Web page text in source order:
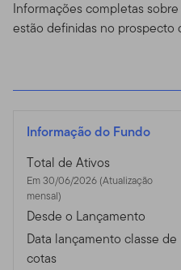
Informações completas
estão definidas no prospecto
Informação do Fundo
Total de Ativos
Em 30/06/2026 (Atualização
mensal)
Desde o Lançamento
Data lançamento classe de
cotas